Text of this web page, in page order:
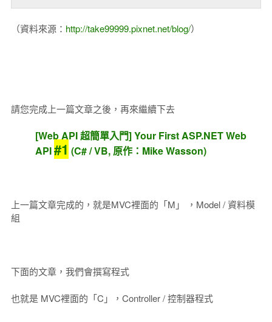
（資料來源： http://take99999.pixnet.net/blog/）
請您完成上一篇文章之後，再來繼續下去
[Web API 超簡單入門] Your First ASP.NET Web
API#1 (C# / VB, 原作：Mike Wasson)
上一篇文章完成的，就是MVC裡面的「M」 ，Model / 資料模
組
下面的文章，我們會撰寫程式
也就是 MVC裡面的「C」，Controller / 控制器程式